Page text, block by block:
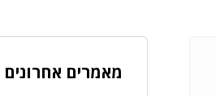
מאמרים אחרונים